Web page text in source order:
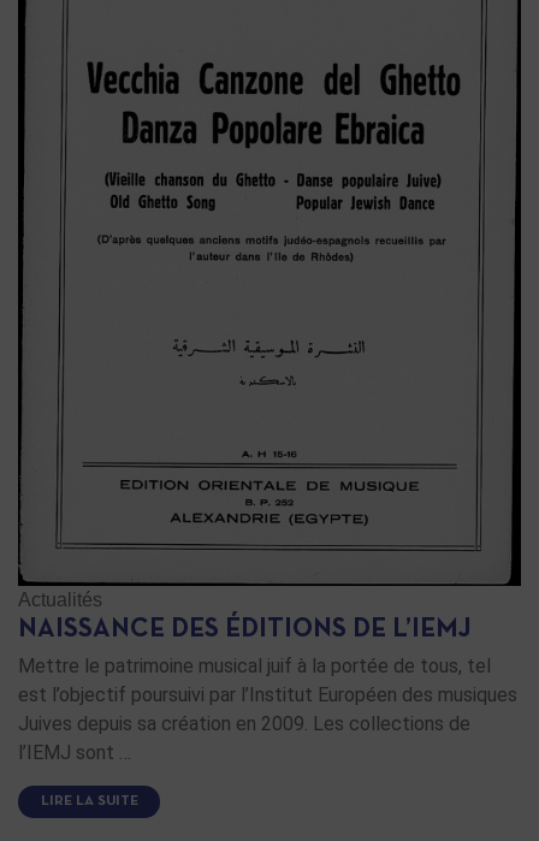
Actualités
NAISSANCE DES ÉDITIONS DE L’IEMJ
Mettre le patrimoine musical juif à la portée de tous, tel
est l’objectif poursuivi par l’Institut Européen des musiques
Juives depuis sa création en 2009. Les collections de
l’IEMJ sont …
LIRE LA SUITE